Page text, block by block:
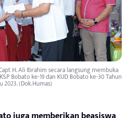
H. Ali Ibrahim secara langsung membuka
Bobato ke-19 dan KUD Bobato ke-30 Tahun
2023. (Dok.Humas)